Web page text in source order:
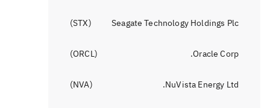
Seagate Technology Holdings Plc
(
STX
)
Oracle Corp.
(
ORCL
)
NuVista Energy Ltd.
(
NVA
)